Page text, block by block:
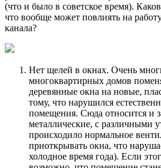
(что и было в советское время).
что вообще может повлиять на
канала?
Нет щелей в окнах. Очень
многоквартирных домов
деревянные окна на новые,
тому, что нарушился
помещения. Сюда относится и
металлические, с различными
происходило нормальное
приоткрывать окна, что
холодное время года). Если